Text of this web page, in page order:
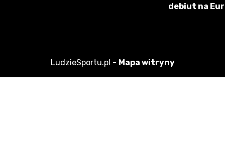
debiut na
LudzieSportu.pl - Mapa witryny